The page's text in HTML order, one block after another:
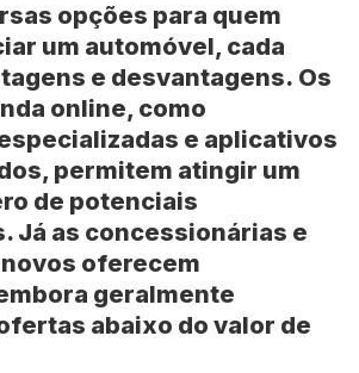
opções para quem
um automóvel, cada
e desvantagens. Os
online, como
e aplicativos
permitem atingir um
de potenciais
Já as concessionárias e
oferecem
geralmente
abaixo do valor de